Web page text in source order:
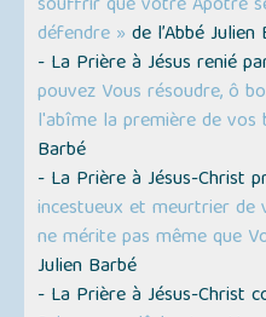
défendre » de l’Abbé Julien
- La Prière à Jésus renié
pouvez Vous résoudre, ô
l'abîme la première de vos
Barbé
- La Prière à Jésus-Christ
incestueux et meurtrier de
ne mérite pas même que
Julien Barbé
- La Prière à Jésus-Christ